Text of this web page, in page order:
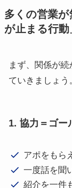
多くの営業
が止まる行動
まず、関係が
ていきましょう
1. 協力＝ゴー
アポをもら
一度話を聞
紹介を一件